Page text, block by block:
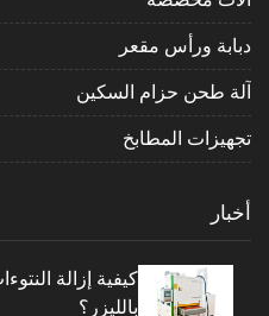
دبابة ورأس مقعر
آلة طحن حزام السكين
تجهيزات المطابخ
أخبار
كيفية إزالة
بالليزر؟